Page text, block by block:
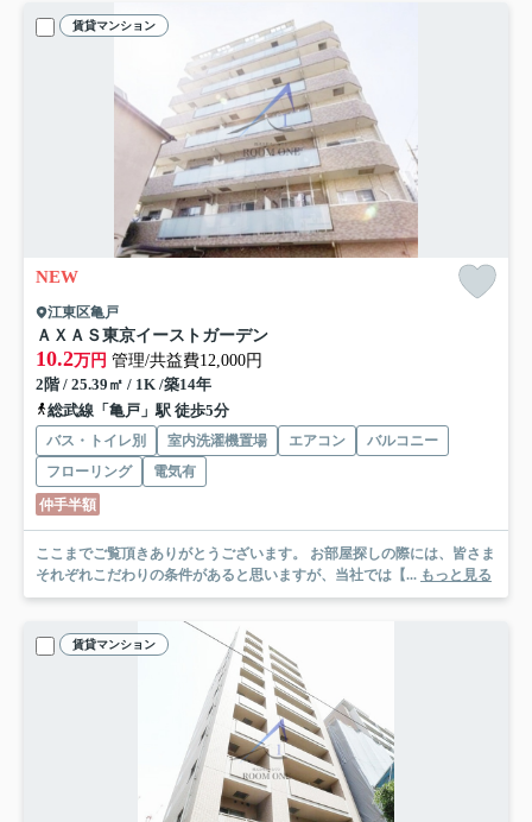
賃貸マンション
NEW
江東区亀戸
ＡＸＡＳ東京イーストガーデン
10.2万円 管理/共益費12,000円
2階 / 25.39㎡ / 1K /築14年
総武線「亀戸」駅 徒歩5分
バス・トイレ別 室内洗濯機置場 エアコン
バルコニー
フローリング
電気有
仲手半額
ここまでご覧頂きありがとうございます。 お部屋探しの際には、皆さま
それぞれこだわりの条件があると思いますが、当社では【... もっと見る
賃貸マンション